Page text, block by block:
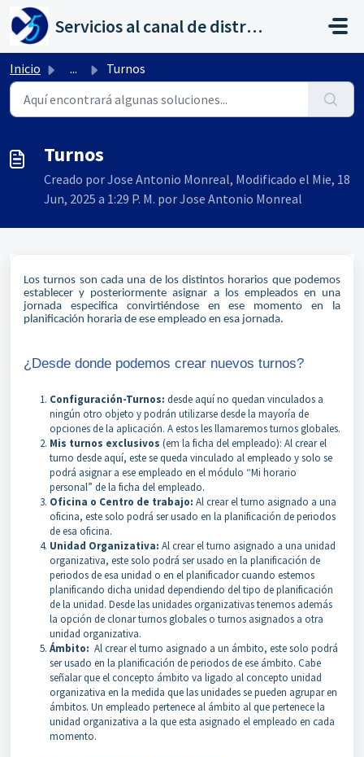
Saltar al contenido principal
Servicios al canal de distribución de AHORA
Inicio ... Turnos
Turnos
Creado por Jose Antonio Monreal, Modificado el Mie, 18
Jun, 2025 a 1:29 P. M. por Jose Antonio Monreal
Los turnos son cada una de los distintos horarios que podemos
establecer y posteriormente asignar a los empleados en una
jornada especifica convirtiéndose en ese momento en la
planificación horaria de ese empleado en esa jornada.
¿Desde donde podemos crear nuevos turnos?
Configuración-Turnos: desde aquí no quedan vinculados a
ningún otro objeto y podrán utilizarse desde la mayoría de
opciones de la aplicación. A estos les llamaremos turnos globales.
Mis turnos exclusivos (em la ficha del empleado): Al crear el
turno desde aquí, este se queda vinculado al empleado y solo se
podrá asignar a ese empleado en el módulo “Mi horario
personal” de la ficha del empleado.
Oficina o Centro de trabajo: Al crear el turno asignado a una
oficina, este solo podrá ser usado en la planificación de periodos
de esa oficina.
Unidad Organizativa: Al crear el turno asignado a una unidad
organizativa, este solo podrá ser usado en la planificación de
periodos de esa unidad o en el planificador cuando estemos
planificando dicha unidad dependiendo del tipo de planificación
de la unidad. Desde las unidades organizativas tenemos además
la opción de clonar turnos globales o turnos asignados a otra
unidad organizativa.
Ámbito: Al crear el turno asignado a un ámbito, este solo podrá
ser usado en la planificación de periodos de ese ámbito. Cabe
señalar que el concepto ámbito va ligado al concepto unidad
organizativa en la medida que las unidades se pueden agrupar en
ámbitos. Un empleado pertenece al ámbito al que pertenece la
unidad organizativa a la que esta asignado el empleado en cada
momento.